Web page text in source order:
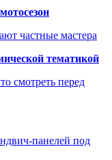
частные мастера
тематикой
смотреть перед
панелей под